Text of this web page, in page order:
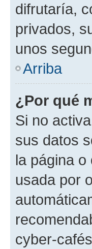
difrutaría,
privados,
unos
Arriba
¿Por qué
Si no
sus datos
la página
usada por
cyber-